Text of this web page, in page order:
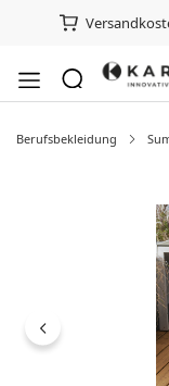
Berufsbekleidung
Bildergalerie